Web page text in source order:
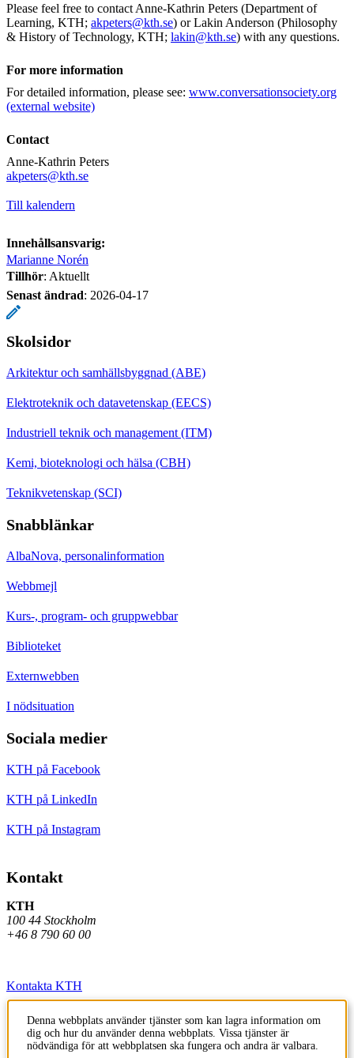
Please feel free to contact Anne-Kathrin Peters (Department of
Learning, KTH; akpeters@kth.se) or Lakin Anderson (Philosophy
& History of Technology, KTH; lakin@kth.se) with any questions.
For more information
For detailed information, please see: www.conversationsociety.org
(external website)
Contact
Anne-Kathrin Peters
​​​​​​​akpeters@kth.se
Till kalendern
Innehållsansvarig:
Marianne Norén
Tillhör: Aktuellt
Senast ändrad: 2026-04-17
Skolsidor
Arkitektur och samhällsbyggnad (ABE)
Elektroteknik och datavetenskap (EECS)
Industriell teknik och management (ITM)
Kemi, bioteknologi och hälsa (CBH)
Teknikvetenskap (SCI)
Snabblänkar
AlbaNova, personalinformation
Webbmejl
Kurs-, program- och gruppwebbar
Biblioteket
Externwebben
I nödsituation
Sociala medier
KTH på Facebook
KTH på LinkedIn
KTH på Instagram
Kontakt
KTH
100 44 Stockholm
+46 8 790 60 00
Kontakta KTH
Jobba på KTH
Press och media
Denna webbplats använder tjänster som kan lagra information om
dig och hur du använder denna webbplats. Vissa tjänster är
nödvändiga för att webbplatsen ska fungera och andra är valbara.